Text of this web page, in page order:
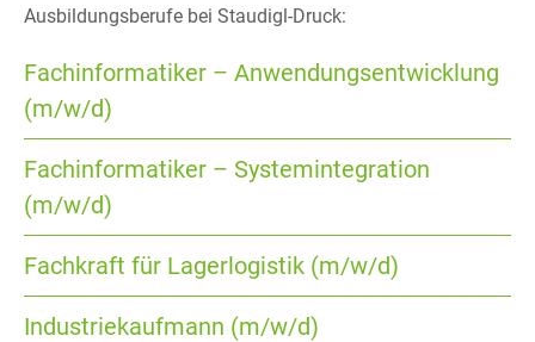
Ausbildungsberufe bei Staudigl-Druck:
Fachinformatiker – Anwendungsentwicklung
(m/w/d)
Fachinformatiker – Systemintegration
(m/w/d)
Fachkraft für Lagerlogistik (m/w/d)
Industriekaufmann (m/w/d)